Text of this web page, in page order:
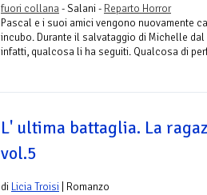
fuori collana- Salani - Reparto Horror
Pascal e i suoi amici vengono nuovamente
incubo. Durante il salvataggio di Michelle
infatti, qualcosa li ha seguiti. Qualcosa di
L' ultima battaglia. La
vol.5
di Licia Troisi | Romanzo